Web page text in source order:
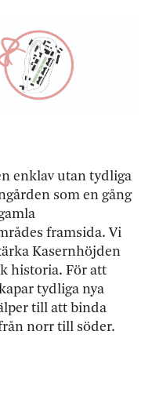
enklav utan tydliga
som en gång
framsida. Vi
Kasernhöjden
historia. För att
tydliga nya
till att binda
norr till söder.